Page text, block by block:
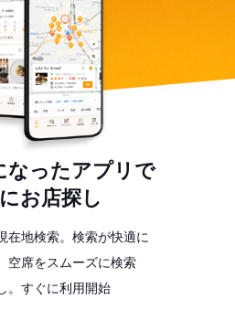
なったアプリで
お店探し
在地検索。検索が快適に
空席をスムーズに検索
。すぐに利用開始